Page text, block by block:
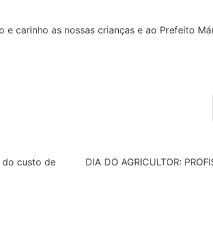
e carinho as nossas crianças e ao Prefeito
do custo de
DIA DO AGRICULTOR: